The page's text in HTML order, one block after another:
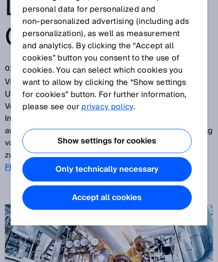
GEWÄHLT
02.07.2018
Viele Industrien nutzen bereits erfolgreich
Ultraschalltechnologie von SICK für Durchfluss- und
Volumenstrommessungen in Erdgaspipelines,
Industrieanlagen und Abgaskanälen. Ist Ultraschall
auch die beste Technologie für die Durchflussmessung
von Dampf? SICK bezieht zu dieser Frage gleich mit
zwei Gerätevarianten Stellung:FLOWSIC600und
FLOWSIC100 .
personal data for personalized and
non‑personalized advertising (including ads
personalization), as well as measurement
and analytics. By clicking the “Accept all
cookies” button you consent to the use of
cookies. You can select which cookies you
want to allow by clicking the “Show settings
for cookies” button. For further information,
please see ourprivacy policy.
Show settings for cookies
Only technically necessary
Accept all cookies